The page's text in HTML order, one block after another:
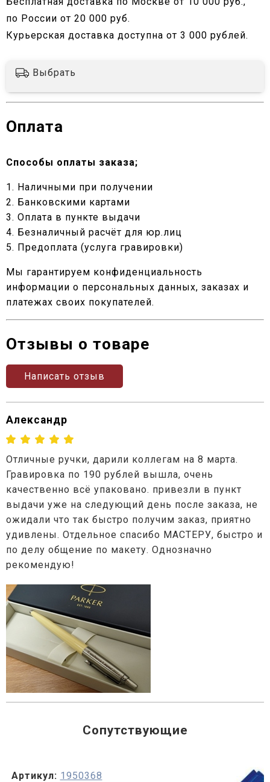
по России от 20 000 руб.
Курьерская доставка доступна от 3 000 рублей.
Выбрать
Оплата
Способы оплаты заказа;
1. Наличными при получении
2. Банковскими картами
3. Оплата в пункте выдачи
4. Безналичный расчёт для юр.лиц
5. Предоплата (услуга гравировки)
Мы гарантируем конфиденциальность
информации о персональных данных, заказах и
платежах своих покупателей.
Отзывы о товаре
Написать отзыв
Александр
Отличные ручки, дарили коллегам на 8 марта.
Гравировка по 190 рублей вышла, очень
качественно всё упаковано. привезли в пункт
выдачи уже на следующий день после заказа, не
ожидали что так быстро получим заказ, приятно
удивлены. Отдельное спасибо МАСТЕРУ, быстро и
по делу общение по макету. Однозначно
рекомендую!
Сопутствующие
Артикул: 1950368